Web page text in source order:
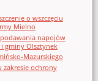
o wszczęciu
Mielno
napojów
gminy Olsztynek
Mazurskiego
zakresie ochrony